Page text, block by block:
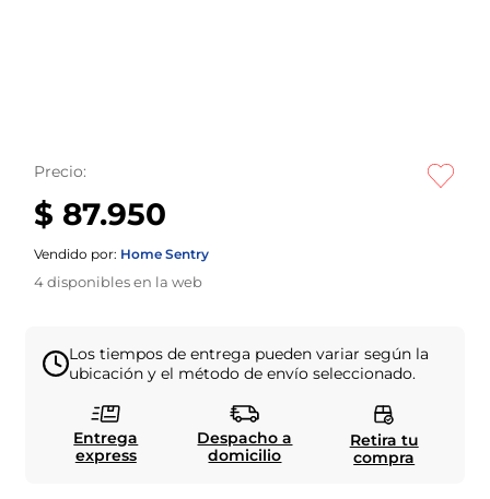
Precio:
$ 87.950
Vendido por: Home Sentry
4disponibles en la web
Los tiempos de entrega pueden variar según la
ubicación y el método de envío seleccionado.
Entrega
express
Despacho a
domicilio
Retira tu
compra